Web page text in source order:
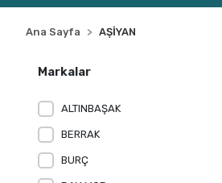
Ana Sayfa AŞİYAN
Markalar
ALTINBAŞAK
BERRAK
BURÇ